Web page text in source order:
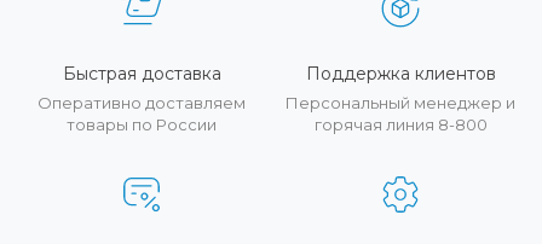
Быстрая доставка
Оперативно доставляем
товары по России
Поддержка клиентов
Персональный менеджер и
горячая линия 8-800